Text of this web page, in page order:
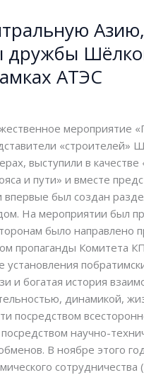
АТЭС
«строителей»
выступили в
и пути» и вместе
был создан
На мероприятии был
было направлено
пропаганды Комитета
установления
и богатая история
динамикой,
научно-
В ноябре этого